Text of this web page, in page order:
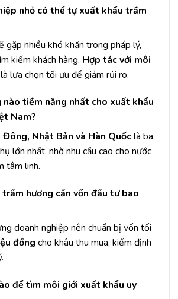
nhỏ có thể tự xuất khẩu trầm
gặp nhiều khó khăn trong pháp lý,
kiếm khách hàng. Hợp tác với môi
là lựa chọn tối ưu để giảm rủi ro.
tiềm năng nhất cho xuất khẩu
Nam?
Đông, Nhật Bản và Hàn Quốclà ba
lớn nhất, nhờ nhu cầu cao cho nước
tâm linh.
hương cần vốn đầu tư bao
doanh nghiệp nên chuẩn bị vốn tối
đồng cho khâu thu mua, kiểm định
để tìm môi giới xuất khẩu uy